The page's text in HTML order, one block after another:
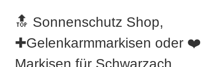
🔝 Sonnenschutz Shop,
✚Gelenkarmmarkisen oder ❤️
Markisen für Schwarzach